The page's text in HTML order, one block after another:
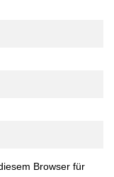
Browser für